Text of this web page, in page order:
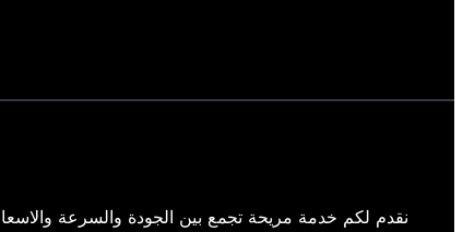
نقدم لكم خدمة مريحة تجمع بين الجودة والسرعة